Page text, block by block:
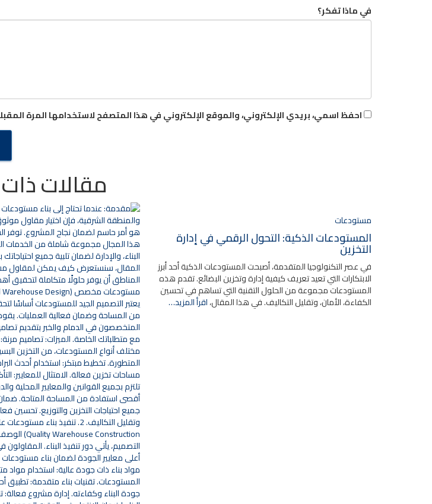
في ماذا تفكر؟
احفظ اسمي، بريدي الإلكتروني، والموقع الإلكتروني في هذا المتصفح لاستخدامها المرة
مقالات
مستودعات
المستودعات الذكية: التحول الرقمي في إدارة
التخزين
في عصر التكنولوجيا المتقدمة، أصبحت المستودعات الذكية أحد أبرز
الابتكارات التي تعيد تعريف كيفية إدارة وتخزين البضائع. تقدم هذه
المستودعات مجموعة من الحلول التقنية التي تساهم في تحسين
الكفاءة، الأمان، وتقليل التكاليف. في هذا المقال،اقرأ المزيد…